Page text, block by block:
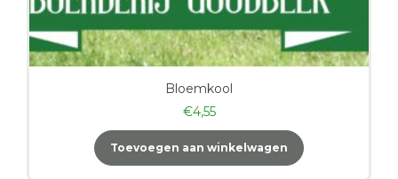
Bloemkool
€4,55
Toevoegen aan winkelwagen